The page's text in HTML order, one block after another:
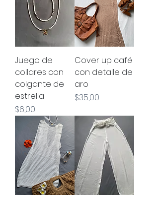
Juego de
collares con
colgante de
estrella
Precio
$6,00
Cover up café
con detalle de
aro
Precio
$35,00